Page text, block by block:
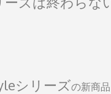
シリーズの新商品